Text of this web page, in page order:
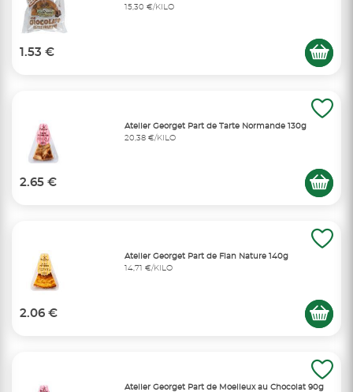
15,30 €/KILO
1.53 €
Atelier Georget Part de Tarte Normande 130g
20,38 €/KILO
2.65 €
Atelier Georget Part de Flan Nature 140g
14,71 €/KILO
2.06 €
Atelier Georget Part de Moelleux au Chocolat 90g